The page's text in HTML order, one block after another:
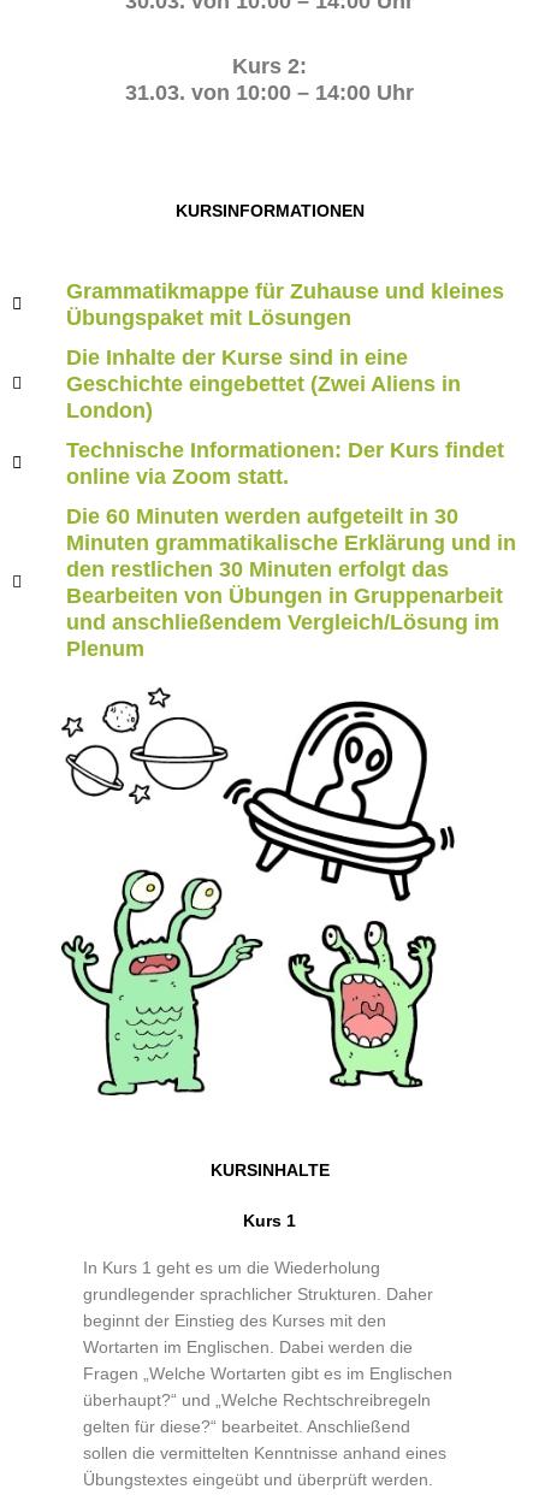
Kurs 2:
31.03. von 10:00 – 14:00 Uhr
KURSINFORMATIONEN
Grammatikmappe für Zuhause und kleines
Übungspaket mit Lösungen
Die Inhalte der Kurse sind in eine
Geschichte eingebettet (Zwei Aliens in
London)
Technische Informationen: Der Kurs findet
online via Zoom statt.
Die 60 Minuten werden aufgeteilt in 30
Minuten grammatikalische Erklärung und in
den restlichen 30 Minuten erfolgt das
Bearbeiten von Übungen in Gruppenarbeit
und anschließendem Vergleich/Lösung im
Plenum
KURSINHALTE
Kurs 1
In Kurs 1 geht es um die Wiederholung
grundlegender sprachlicher Strukturen. Daher
beginnt der Einstieg des Kurses mit den
Wortarten im Englischen. Dabei werden die
Fragen „Welche Wortarten gibt es im Englischen
überhaupt?“ und „Welche Rechtschreibregeln
gelten für diese?“ bearbeitet. Anschließend
sollen die vermittelten Kenntnisse anhand eines
Übungstextes eingeübt und überprüft werden.